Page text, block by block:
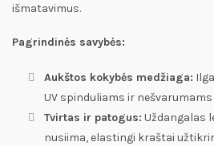
išmatavimus.
Pagrindinės savybės:
Aukštos kokybės medžiaga:
UV spinduliams ir nešvarumams
Tvirtas ir patogus: Uždangalas
nusiima, elastingi kraštai